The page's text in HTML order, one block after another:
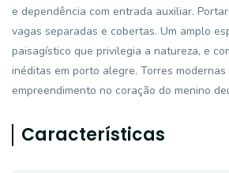
e dependência com entrada auxiliar.
vagas separadas e cobertas. Um amplo
paisagístico que privilegia a natureza, e
inéditas em porto alegre. Torres modernas
empreendimento no coração do menino
Características